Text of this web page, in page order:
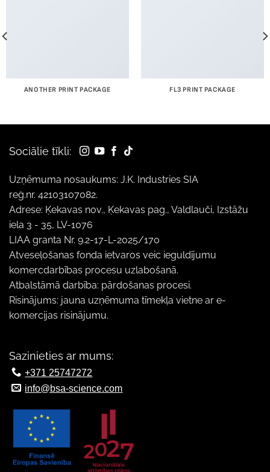
ANOTHER PRINT PACKAGE FL3 PRINT PACKAGE
Sociālie tīkli:
Uzņēmuma nosaukums: J.K. Industries SIA
reģ.nr. 42103107082.
Adrese: Ķekavas nov., Ķekavas pag., Valdlauči, Izstāžu
iela 3 - 35, LV-1076
LIAA granta Nr. 9.2-17-L-2025/170
Atveseļošanas fonda ietvaros veic ieguldījumu
komercdarbības procesu uzlabošanā.
Atbalstāmā darbība: pārdošanas procesi.
Risinājums: jauna uzņēmuma tīmekļa vietne ar e-
komercijas risinājumu.
Sazinieties ar mums:
info@bsa-science.com
+371 25747272